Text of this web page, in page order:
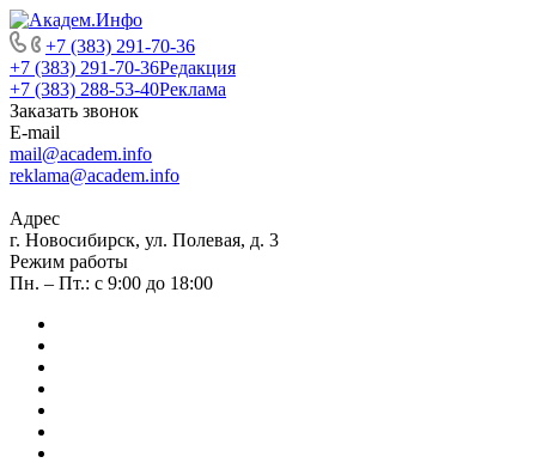
+7 (383) 291-70-36
+7 (383) 291-70-36Редакция
+7 (383) 288-53-40Реклама
Заказать звонок
E-mail
mail@academ.info
reklama@academ.info
Адрес
г. Новосибирск, ул. Полевая, д. 3
Режим работы
Пн. – Пт.: с 9:00 до 18:00